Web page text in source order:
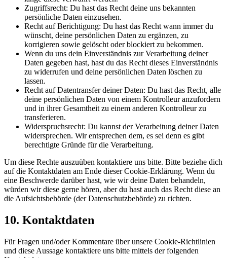
Zugriffsrecht: Du hast das Recht deine uns bekannten
persönliche Daten einzusehen.
Recht auf Berichtigung: Du hast das Recht wann immer du
wünscht, deine persönlichen Daten zu ergänzen, zu
korrigieren sowie gelöscht oder blockiert zu bekommen.
Wenn du uns dein Einverständnis zur Verarbeitung deiner
Daten gegeben hast, hast du das Recht dieses Einverständnis
zu widerrufen und deine persönlichen Daten löschen zu
lassen.
Recht auf Datentransfer deiner Daten: Du hast das Recht, alle
deine persönlichen Daten von einem Kontrolleur anzufordern
und in ihrer Gesamtheit zu einem anderen Kontrolleur zu
transferieren.
Widerspruchsrecht: Du kannst der Verarbeitung deiner Daten
widersprechen. Wir entsprechen dem, es sei denn es gibt
berechtigte Gründe für die Verarbeitung.
Um diese Rechte auszuüben kontaktiere uns bitte. Bitte beziehe dich
auf die Kontaktdaten am Ende dieser Cookie-Erklärung. Wenn du
eine Beschwerde darüber hast, wie wir deine Daten behandeln,
würden wir diese gerne hören, aber du hast auch das Recht diese an
die Aufsichtsbehörde (der Datenschutzbehörde) zu richten.
10. Kontaktdaten
Für Fragen und/oder Kommentare über unsere Cookie-Richtlinien
und diese Aussage kontaktiere uns bitte mittels der folgenden